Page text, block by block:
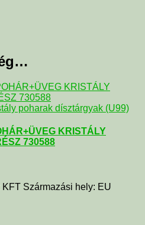
poharak dísztárgyak (U99)
KRISTÁLY
730588
Származási hely: EU